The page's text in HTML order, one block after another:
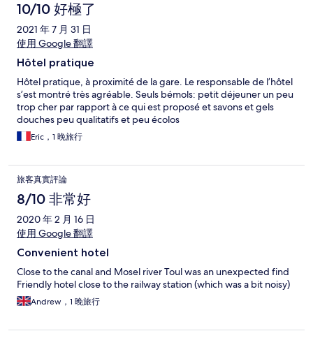
10/10 好極了
2021 年 7 月 31 日
使用 Google 翻譯
Hôtel pratique
Hôtel pratique, à proximité de la gare. Le responsable de l’hôtel
s’est montré très agréable. Seuls bémols: petit déjeuner un peu
trop cher par rapport à ce qui est proposé et savons et gels
douches peu qualitatifs et peu écolos
Eric，1 晚旅行
旅客真實評論
8/10 非常好
2020 年 2 月 16 日
使用 Google 翻譯
Convenient hotel
Close to the canal and Mosel river Toul was an unexpected find
Friendly hotel close to the railway station (which was a bit noisy)
Andrew，1 晚旅行